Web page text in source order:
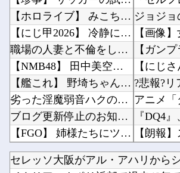
【ホロライブ】 みこちは本当こういうの上手いなｗｗｗ
【にじ甲2026】 冷静に考えるとなんだこのえっっっな格好は…？
職場の人妻と不倫をして、ついに、、、
【NMB48】 田中美空のミステリー講座まさかの…
【艦これ】 野埼ちゃんが24時間戦うジャパニーズビジネスマンになってるでち
劣った淫魔弱音ハクの性活 第3話
ブログ更新停止のお知らせ
【FGO】 姉様たちにツインテにされるメドゥーサさん！！ 普通に可愛いんだよなぁ！
やっぱり肉が好き
大阪桐蔭、満塁スクイズが反則打球に…センバツ王者が4回戦敗退